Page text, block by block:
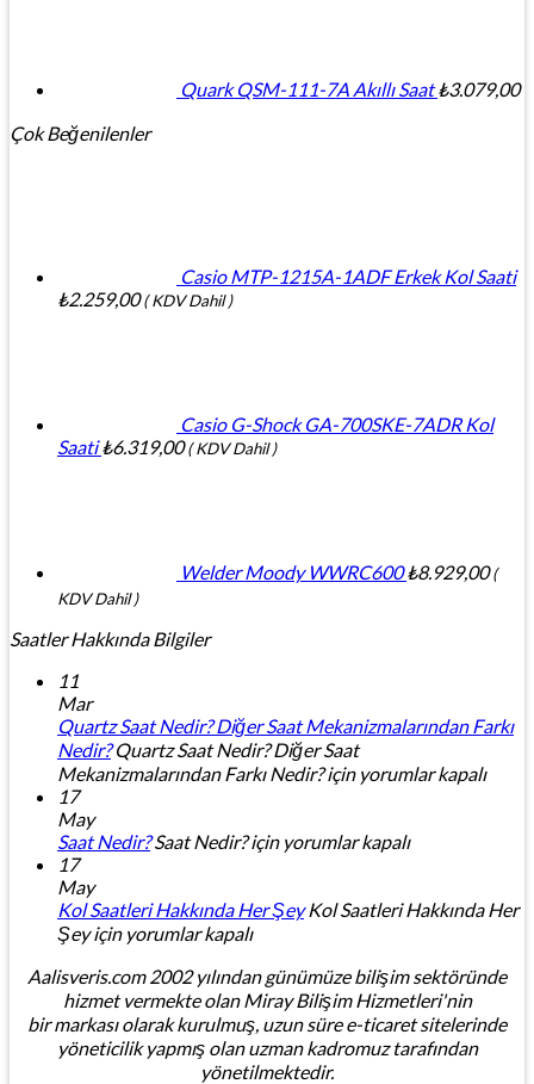
Quark QSM-111-7A Akıllı Saat ₺3.079,00
Çok Beğenilenler
Casio MTP-1215A-1ADF Erkek Kol Saati
₺2.259,00 ( KDV Dahil )
Casio G-Shock GA-700SKE-7ADR Kol
Saati ₺6.319,00 ( KDV Dahil )
Welder Moody WWRC600 ₺8.929,00 (
KDV Dahil )
Saatler Hakkında Bilgiler
11
Mar
Quartz Saat Nedir? Diğer Saat Mekanizmalarından Farkı
Nedir? Quartz Saat Nedir? Diğer Saat
Mekanizmalarından Farkı Nedir? içinyorumlar kapalı
17
May
Saat Nedir? Saat Nedir? içinyorumlar kapalı
17
May
Kol Saatleri Hakkında Her Şey Kol Saatleri Hakkında Her
Şey içinyorumlar kapalı
Aalisveris.com 2002 yılından günümüze bilişim sektöründe
hizmet vermekte olan Miray Bilişim Hizmetleri'nin
bir markası olarak kurulmuş, uzun süre e-ticaret sitelerinde
yöneticilik yapmış olan uzman kadromuz tarafından
yönetilmektedir.